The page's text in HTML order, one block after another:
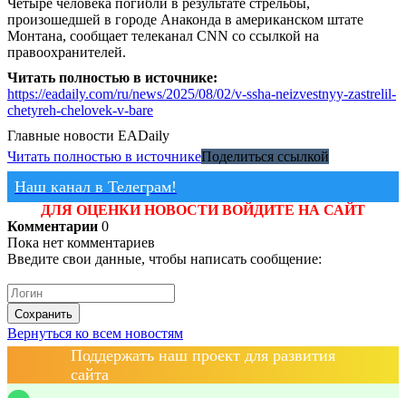
произошедшей в городе Анаконда в американском штате
Монтана, сообщает телеканал CNN со ссылкой на
правоохранителей.
Читать полностью в источнике:
https://eadaily.com/ru/news/2025/08/02/v-ssha-neizvestnyy-zastrelil-
chetyreh-chelovek-v-bare
Главные новости EADaily
Читать полностью в источникеПоделиться ссылкой
Наш канал в Телеграм!
ДЛЯ ОЦЕНКИ НОВОСТИ ВОЙДИТЕ НА САЙТ
Комментарии 0
Пока нет комментариев
Введите свои данные, чтобы написать сообщение:
Сохранить
Вернуться ко всем новостям
Поддержать наш проект для развития
сайта